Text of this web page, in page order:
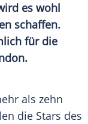
es wohl
schaffen.
für die
als zehn
die Stars des